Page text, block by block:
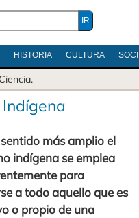
HISTORIA CULTURA
Ciencia.
más amplio el
indígena se emplea
para
a todo aquello que es
o propio de una